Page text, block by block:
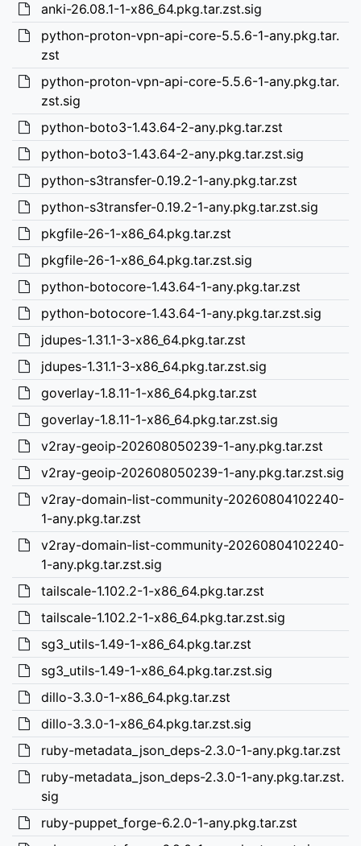
anki-26.08.1-1-x86_64.pkg.tar.zst.sig
python-proton-vpn-api-core-5.5.6-1-any.pkg.tar.
zst
python-proton-vpn-api-core-5.5.6-1-any.pkg.tar.
zst.sig
python-boto3-1.43.64-2-any.pkg.tar.zst
python-boto3-1.43.64-2-any.pkg.tar.zst.sig
python-s3transfer-0.19.2-1-any.pkg.tar.zst
python-s3transfer-0.19.2-1-any.pkg.tar.zst.sig
pkgfile-26-1-x86_64.pkg.tar.zst
pkgfile-26-1-x86_64.pkg.tar.zst.sig
python-botocore-1.43.64-1-any.pkg.tar.zst
python-botocore-1.43.64-1-any.pkg.tar.zst.sig
jdupes-1.31.1-3-x86_64.pkg.tar.zst
jdupes-1.31.1-3-x86_64.pkg.tar.zst.sig
goverlay-1.8.11-1-x86_64.pkg.tar.zst
goverlay-1.8.11-1-x86_64.pkg.tar.zst.sig
v2ray-geoip-202608050239-1-any.pkg.tar.zst
v2ray-geoip-202608050239-1-any.pkg.tar.zst.sig
v2ray-domain-list-community-20260804102240-
1-any.pkg.tar.zst
v2ray-domain-list-community-20260804102240-
1-any.pkg.tar.zst.sig
tailscale-1.102.2-1-x86_64.pkg.tar.zst
tailscale-1.102.2-1-x86_64.pkg.tar.zst.sig
sg3_utils-1.49-1-x86_64.pkg.tar.zst
sg3_utils-1.49-1-x86_64.pkg.tar.zst.sig
dillo-3.3.0-1-x86_64.pkg.tar.zst
dillo-3.3.0-1-x86_64.pkg.tar.zst.sig
ruby-metadata_json_deps-2.3.0-1-any.pkg.tar.zst
ruby-metadata_json_deps-2.3.0-1-any.pkg.tar.zst.
sig
ruby-puppet_forge-6.2.0-1-any.pkg.tar.zst